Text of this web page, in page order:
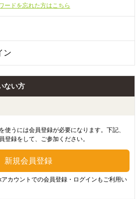
ードを忘れた方はこちら
ない方
使うには会員登録が必要になります。下記、
登録をして、ご参加ください。
カウントでの会員登録・ログインもご利用い